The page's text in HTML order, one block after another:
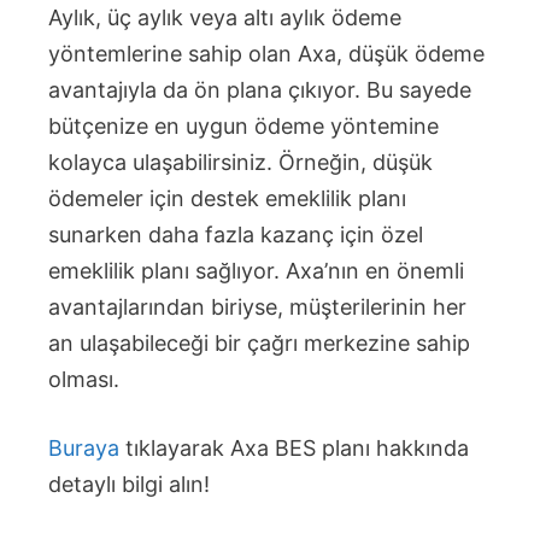
Aylık, üç aylık veya altı aylık ödeme
yöntemlerine sahip olan Axa, düşük ödeme
avantajıyla da ön plana çıkıyor. Bu sayede
bütçenize en uygun ödeme yöntemine
kolayca ulaşabilirsiniz. Örneğin, düşük
ödemeler için destek emeklilik planı
sunarken daha fazla kazanç için özel
emeklilik planı sağlıyor. Axa’nın en önemli
avantajlarından biriyse, müşterilerinin her
an ulaşabileceği bir çağrı merkezine sahip
olması.
Buraya tıklayarak Axa BES planı hakkında
detaylı bilgi alın!